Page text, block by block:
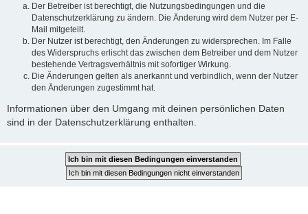
Der Betreiber ist berechtigt, die Nutzungsbedingungen und die
Datenschutzerklärung zu ändern. Die Änderung wird dem Nutzer per E-
Mail mitgeteilt.
Der Nutzer ist berechtigt, den Änderungen zu widersprechen. Im Falle
des Widerspruchs erlischt das zwischen dem Betreiber und dem Nutzer
bestehende Vertragsverhältnis mit sofortiger Wirkung.
Die Änderungen gelten als anerkannt und verbindlich, wenn der Nutzer
den Änderungen zugestimmt hat.
Informationen über den Umgang mit deinen persönlichen Daten
sind in der Datenschutzerklärung enthalten.